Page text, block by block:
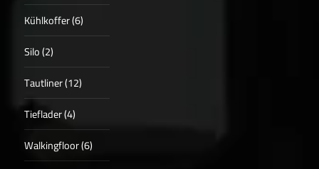
Kühlkoffer (6)
Silo (2)
Tautliner (12)
Tieflader (4)
Walkingfloor (6)